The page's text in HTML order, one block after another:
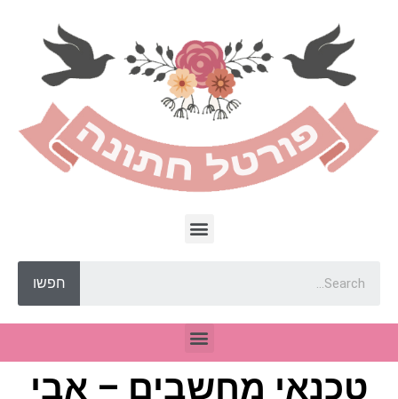
חפשו
טכנאי מחשבים – אבי